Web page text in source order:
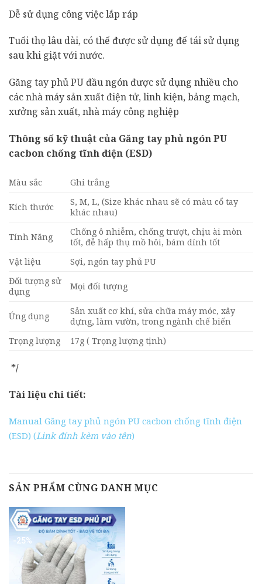
Dễ sử dụng công việc lắp ráp
Tuổi thọ lâu dài, có thể được sử dụng để tái sử dụng
sau khi giặt với nước.
Găng tay phủ PU đầu ngón được sử dụng nhiều cho
các nhà máy sản xuất điện tử, linh kiện, bảng mạch,
xưởng sản xuất, nhà máy công nghiệp
Thông số kỹ thuật của Găng tay phủ ngón PU
cacbon chống tĩnh điện (ESD)
Màu sắc Ghi trắng
Kích thước
S, M, L, (Size khác nhau sẽ có màu cổ tay
khác nhau)
Tính Năng
Chống ô nhiễm, chống trượt, chịu ài mòn
tốt, đễ hấp thụ mồ hôi, bám dính tốt
Vật liệu
Sợi, ngón tay phủ PU
Đối tượng sử
dụng
Mọi đối tượng
Ứng dụng
Sản xuất cơ khí, sửa chữa máy móc, xây
dựng, làm vườn, trong ngành chế biến
Trọng lượng
17g ( Trọng lượng tịnh)
*/
Tài liệu chi tiết:
Manual Găng tay phủ ngón PU cacbon chống tĩnh điện
(ESD) (Link đính kèm vào tên)
SẢN PHẨM CÙNG DANH MỤC
-25%